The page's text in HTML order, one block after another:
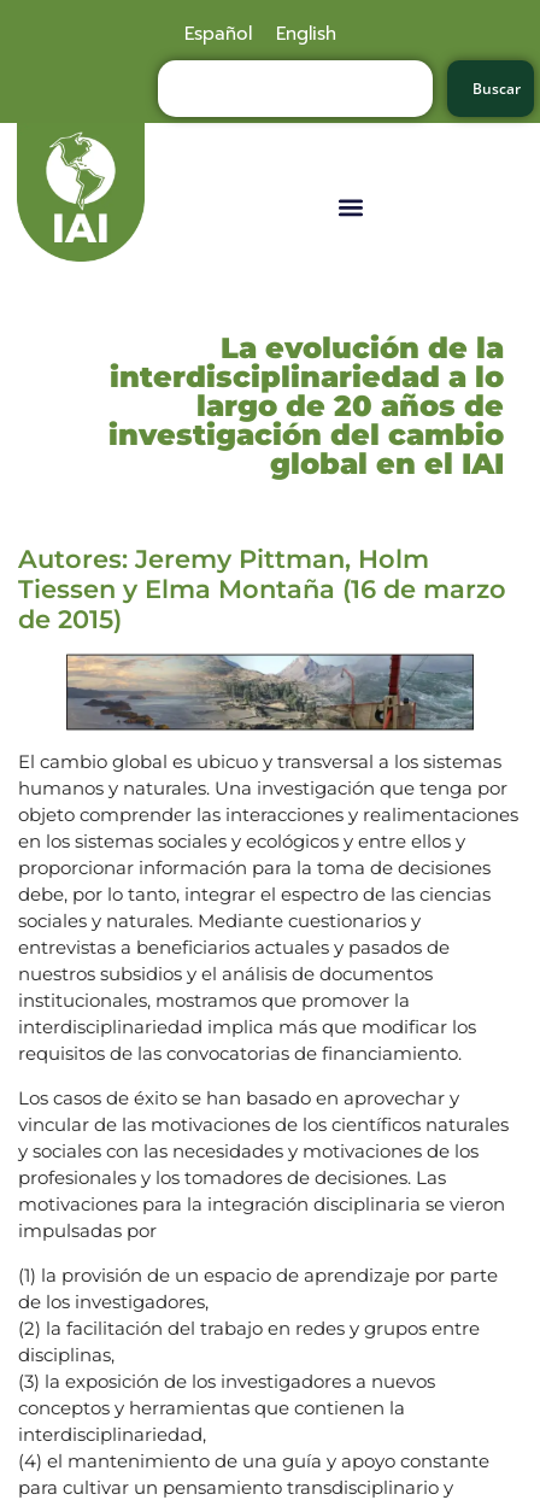
Español English
Buscar
La evolución de la
interdisciplinariedad a lo
largo de 20 años de
investigación del cambio
global en el IAI
Autores: Jeremy Pittman, Holm
Tiessen y Elma Montaña (16 de marzo
de 2015)
El cambio global es ubicuo y transversal a los sistemas
humanos y naturales. Una investigación que tenga por
objeto comprender las interacciones y realimentaciones
en los sistemas sociales y ecológicos y entre ellos y
proporcionar información para la toma de decisiones
debe, por lo tanto, integrar el espectro de las ciencias
sociales y naturales. Mediante cuestionarios y
entrevistas a beneficiarios actuales y pasados de
nuestros subsidios y el análisis de documentos
institucionales, mostramos que promover la
interdisciplinariedad implica más que modificar los
requisitos de las convocatorias de financiamiento.
Los casos de éxito se han basado en aprovechar y
vincular de las motivaciones de los científicos naturales
y sociales con las necesidades y motivaciones de los
profesionales y los tomadores de decisiones. Las
motivaciones para la integración disciplinaria se vieron
impulsadas por
(1) la provisión de un espacio de aprendizaje por parte
de los investigadores,
(2) la facilitación del trabajo en redes y grupos entre
disciplinas,
(3) la exposición de los investigadores a nuevos
conceptos y herramientas que contienen la
interdisciplinariedad,
(4) el mantenimiento de una guía y apoyo constante
para cultivar un pensamiento transdisciplinario y